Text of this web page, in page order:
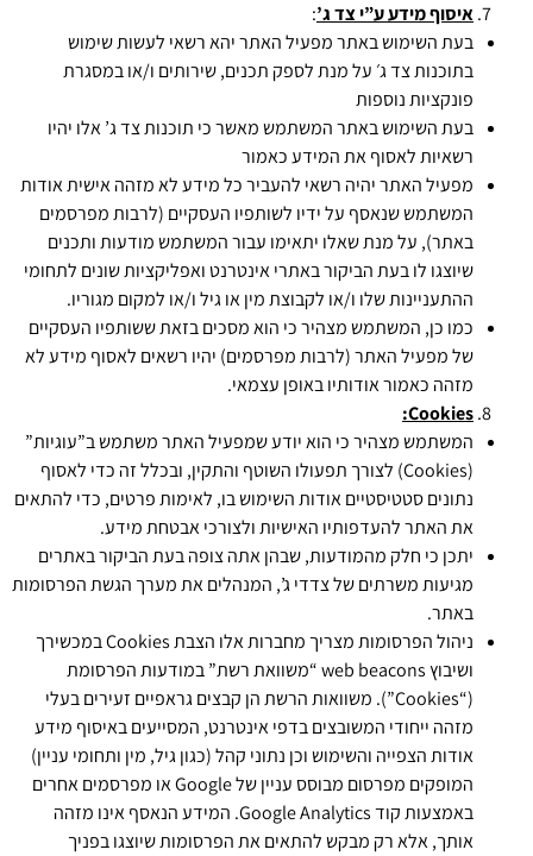
איסוף מידע ע”י צד ג’
:
בעת השימוש באתר מפעיל האתר יהא רשאי לעשות שימוש
בתוכנות צד ג׳ על מנת לספק תכנים, שירותים ו/או במסגרת
פונקציות נוספות
בעת השימוש באתר המשתמש מאשר כי תוכנות צד ג’ אלו יהיו
רשאיות לאסוף את המידע כאמור
מפעיל האתר יהיה רשאי להעביר כל מידע לא מזהה אישית אודות
המשתמש שנאסף על ידיו לשותפיו העסקיים (לרבות מפרסמים
באתר), על מנת שאלו יתאימו עבור המשתמש מודעות ותכנים
שיוצגו לו בעת הביקור באתרי אינטרנט ואפליקציות שונים לתחומי
ההתעניינות שלו ו/או לקבוצת מין או גיל ו/או למקום מגוריו.
כמו כן, המשתמש מצהיר כי הוא מסכים בזאת ששותפיו העסקיים
של מפעיל האתר (לרבות מפרסמים) יהיו רשאים לאסוף מידע לא
מזהה כאמור אודותיו באופן עצמאי.
Cookies
:
המשתמש מצהיר כי הוא יודע שמפעיל האתר משתמש ב”עוגיות”
(Cookies) לצורך תפעולו השוטף והתקין, ובכלל זה כדי לאסוף
נתונים סטטיסטיים אודות השימוש בו, לאימות פרטים, כדי להתאים
את האתר להעדפותיו האישיות ולצורכי אבטחת מידע.
יתכן כי חלק מהמודעות, שבהן אתה צופה בעת הביקור באתרים
מגיעות משרתים של צדדי ג’, המנהלים את מערך הגשת הפרסומות
באתר.
ניהול הפרסומות מצריך מחברות אלו הצבת Cookies במכשירך
ושיבוץ web beacons “משוואת רשת” במודעות הפרסומת
(“Cookies”). משוואות הרשת הן קבצים גראפיים זעירים בעלי
מזהה ייחודי המשובצים בדפי אינטרנט, המסייעים באיסוף מידע
אודות הצפייה והשימוש וכן נתוני קהל (כגון גיל, מין ותחומי עניין)
המופקים מפרסום מבוסס עניין של Google או מפרסמים אחרים
באמצעות קוד Google Analytics. המידע הנאסף אינו מזהה
אותך, אלא רק מבקש להתאים את הפרסומות שיוצגו בפניך